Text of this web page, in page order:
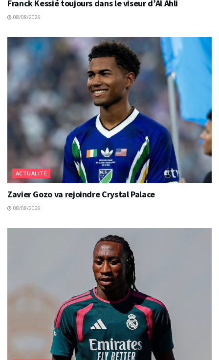
Franck Kessié toujours dans le viseur d’Al Ahli
08/08/2026
ACTUALITÉ
Zavier Gozo va rejoindre Crystal Palace
08/08/2026